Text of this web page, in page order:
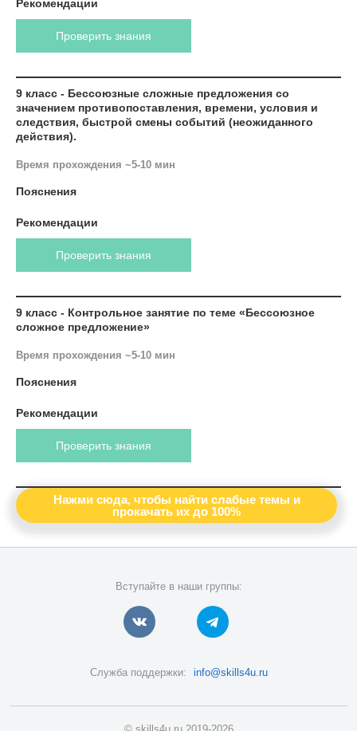
Рекомендации
Проверить знания
9 класс - Бессоюзные сложные предложения со
значением противопоставления, времени, условия и
следствия, быстрой смены событий (неожиданного
действия).
Время прохождения ~5-10 мин
Пояснения
Рекомендации
Проверить знания
9 класс - Контрольное занятие по теме «Бессоюзное
сложное предложение»
Время прохождения ~5-10 мин
Пояснения
Рекомендации
Проверить знания
Нажми сюда, чтобы найти слабые темы и
прокачать их до 100%
Вступайте в наши группы:
Служба поддержки: info@skills4u.ru